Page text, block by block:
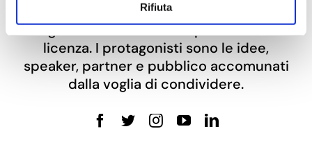
Rifiuta
è l’evento in stile
organizzato in modo indipendente su
licenza. I protagonisti sono le idee,
speaker, partner e pubblico accomunati
dalla voglia di condividere.